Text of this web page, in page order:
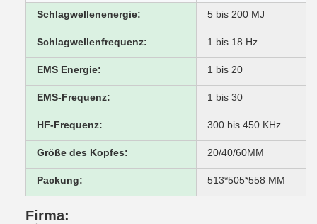
Schlagwellenenergie: 5 bis 200 MJ
Schlagwellenfrequenz: 1 bis 18 Hz
EMS Energie: 1 bis 20
EMS-Frequenz: 1 bis 30
HF-Frequenz: 300 bis 450 KHz
Größe des Kopfes: 20/40/60MM
Packung: 513*505*558 MM
Firma: